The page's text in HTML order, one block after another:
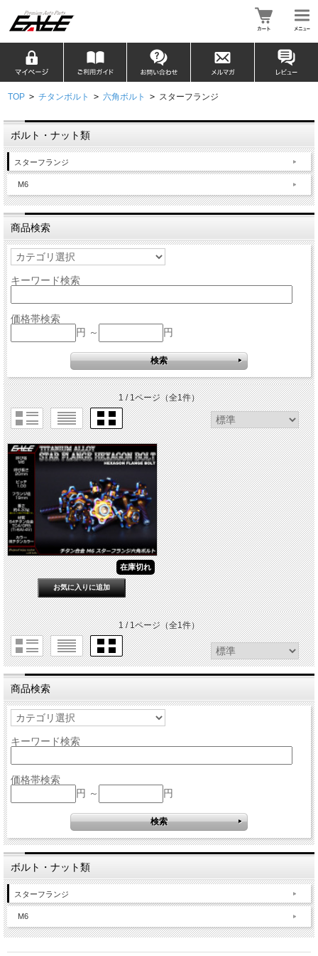
TOP > チタンボルト > 六角ボルト > スターフランジ
ボルト・ナット類
スターフランジ
M6
商品検索
キーワード検索
価格帯検索
円 ～
円
1 / 1ページ（全1件）
在庫切れ
1 / 1ページ（全1件）
商品検索
キーワード検索
価格帯検索
円 ～
円
ボルト・ナット類
スターフランジ
M6